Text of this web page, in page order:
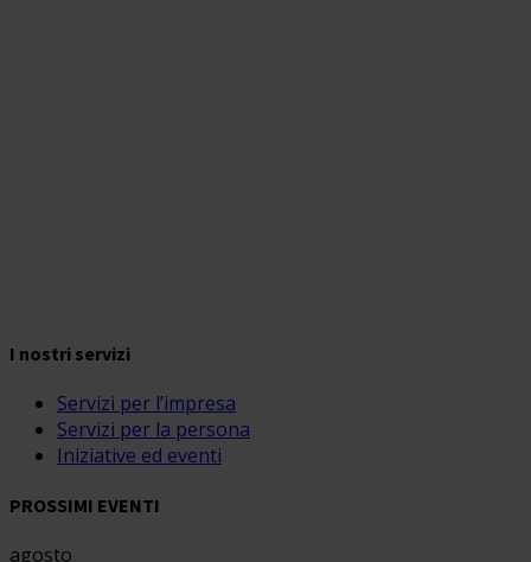
I nostri servizi
Servizi per l’impresa
Servizi per la persona
Iniziative ed eventi
PROSSIMI EVENTI
agosto